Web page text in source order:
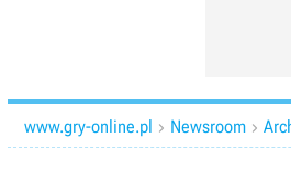
www.gry-online.pl  Newsroom 